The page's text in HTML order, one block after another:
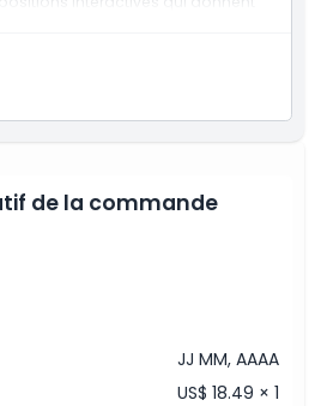
de la commande
JJ MM, AAAA
US$ 18.49 × 1